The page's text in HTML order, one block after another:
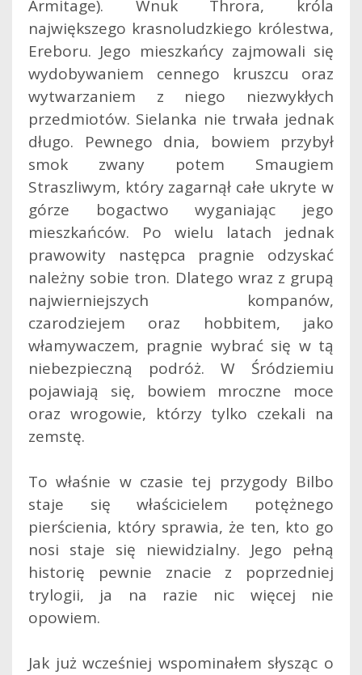
Armitage). Wnuk Throra, króla
największego krasnoludzkiego królestwa,
Ereboru. Jego mieszkańcy zajmowali się
wydobywaniem cennego kruszcu oraz
wytwarzaniem z niego niezwykłych
przedmiotów. Sielanka nie trwała jednak
długo. Pewnego dnia, bowiem przybył
smok zwany potem Smaugiem
Straszliwym, który zagarnął całe ukryte w
górze bogactwo wyganiając jego
mieszkańców. Po wielu latach jednak
prawowity następca pragnie odzyskać
należny sobie tron. Dlatego wraz z grupą
najwierniejszych kompanów,
czarodziejem oraz hobbitem, jako
włamywaczem, pragnie wybrać się w tą
niebezpieczną podróż. W Śródziemiu
pojawiają się, bowiem mroczne moce
oraz wrogowie, którzy tylko czekali na
zemstę.
To właśnie w czasie tej przygody Bilbo
staje się właścicielem potężnego
pierścienia, który sprawia, że ten, kto go
nosi staje się niewidzialny. Jego pełną
historię pewnie znacie z poprzedniej
trylogii, ja na razie nic więcej nie
opowiem.
Jak już wcześniej wspominałem słysząc o